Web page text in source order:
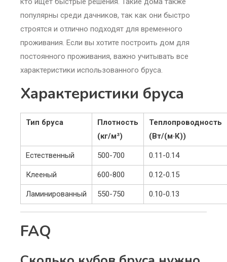
популярны среди дачников, так как они быстро
строятся и отлично подходят для временного
проживания. Если вы хотите построить дом для
постоянного проживания, важно учитывать все
характеристики использованного бруса.
Характеристики бруса
Тип бруса
Плотность
(кг/м³)
Теплопроводность
(Вт/(м·К))
Естественный 500-700 0.11-0.14
Клееный 600-800 0.12-0.15
Ламинированный 550-750 0.10-0.13
FAQ